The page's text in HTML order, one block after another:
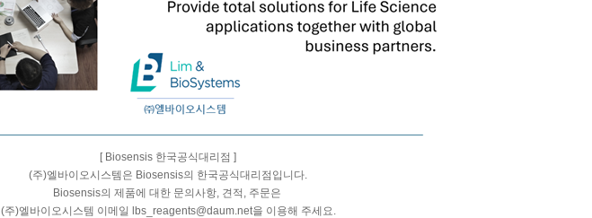
[ Biosensis 한국공식대리점 ]
(주)엘바이오시스템은 Biosensis의 한국공식대리점입니다.
Biosensis의 제품에 대한 문의사항, 견적, 주문은
(주)엘바이오시스템 이메일 lbs_reagents@daum.net을 이용해 주세요.